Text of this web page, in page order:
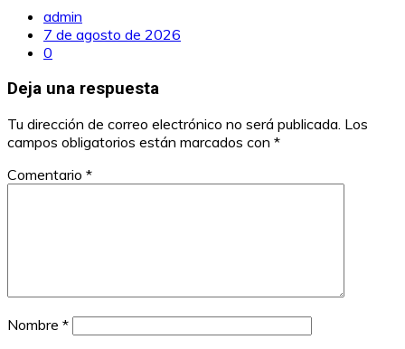
admin
7 de agosto de 2026
0
Deja una respuesta
Tu dirección de correo electrónico no será publicada. Los
campos obligatorios están marcados con *
Comentario *
Nombre *